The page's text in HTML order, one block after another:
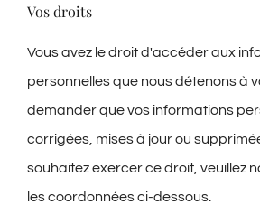
Vos droits
Vous avez le droit d'accéder aux
personnelles que nous détenons à
demander que vos informations
corrigées, mises à jour ou
souhaitez exercer ce droit, veuillez
les coordonnées ci-dessous.